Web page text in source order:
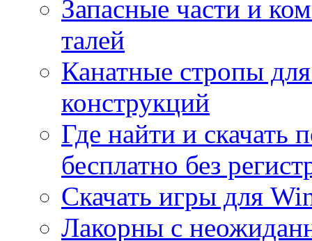
Запасные части и
талей
Канатные стропы
конструкций
Где найти и
бесплатно без
Скачать игры для
Лакорны с